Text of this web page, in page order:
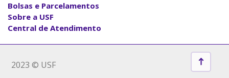
Bolsas e Parcelamentos
Sobre a USF
Central de Atendimento
2023 © USF